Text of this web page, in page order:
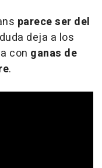
parece ser del
deja a los
con ganas de
.